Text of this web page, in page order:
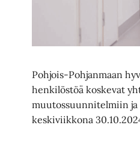
Pohjois-Pohjanmaan
henkilöstöä koskevat
muutossuunnitelmiin ja
keskiviikkona